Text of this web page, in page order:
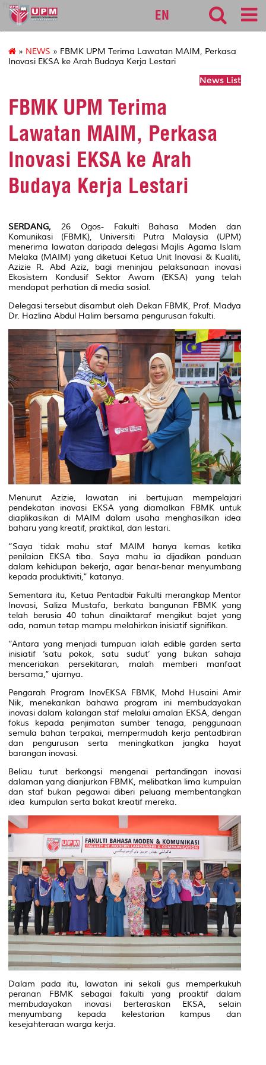
fbmk
EN
» NEWS » FBMK UPM Terima Lawatan MAIM, Perkasa
Inovasi EKSA ke Arah Budaya Kerja Lestari
News List
FBMK UPM Terima
Lawatan MAIM, Perkasa
Inovasi EKSA ke Arah
Budaya Kerja Lestari
SERDANG, 26 Ogos- Fakulti Bahasa Moden dan
Komunikasi (FBMK), Universiti Putra Malaysia (UPM)
menerima lawatan daripada delegasi Majlis Agama Islam
Melaka (MAIM) yang diketuai Ketua Unit Inovasi & Kualiti,
Azizie R. Abd Aziz, bagi meninjau pelaksanaan inovasi
Ekosistem Kondusif Sektor Awam (EKSA) yang telah
mendapat perhatian di media sosial.
Delegasi tersebut disambut oleh Dekan FBMK, Prof. Madya
Dr. Hazlina Abdul Halim bersama pengurusan fakulti.
Menurut Azizie, lawatan ini bertujuan mempelajari
pendekatan inovasi EKSA yang diamalkan FBMK untuk
diaplikasikan di MAIM dalam usaha menghasilkan idea
baharu yang kreatif, praktikal, dan lestari.
“Saya tidak mahu staf MAIM hanya kemas ketika
penilaian EKSA tiba. Saya mahu ia dijadikan panduan
dalam kehidupan bekerja, agar benar-benar menyumbang
kepada produktiviti,” katanya.
Sementara itu, Ketua Pentadbir Fakulti merangkap Mentor
Inovasi, Saliza Mustafa, berkata bangunan FBMK yang
telah berusia 40 tahun dinaiktaraf mengikut bajet yang
ada, namun tetap mampu melahirkan inisiatif signifikan.
“Antara yang menjadi tumpuan ialah edible garden serta
inisiatif ‘satu pokok, satu sudut’ yang bukan sahaja
menceriakan persekitaran, malah memberi manfaat
bersama,” ujarnya.
Pengarah Program InovEKSA FBMK, Mohd Husaini Amir
Nik, menekankan bahawa program ini membudayakan
inovasi dalam kalangan staf melalui amalan EKSA, dengan
fokus kepada penjimatan sumber tenaga, penggunaan
semula bahan terpakai, mempermudah kerja pentadbiran
dan pengurusan serta meningkatkan jangka hayat
barangan inovasi.
Beliau turut berkongsi mengenai pertandingan inovasi
dalaman yang dianjurkan FBMK, melibatkan lima kumpulan
dan staf bukan pegawai diberi peluang membentangkan
idea kumpulan serta bakat kreatif mereka.
Dalam pada itu, lawatan ini sekali gus memperkukuh
peranan FBMK sebagai fakulti yang proaktif dalam
membudayakan inovasi berteraskan EKSA, selain
menyumbang kepada kelestarian kampus dan
kesejahteraan warga kerja.